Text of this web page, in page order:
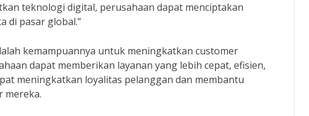
teknologi digital, perusahaan dapat menciptakan
di pasar global.”
kemampuannya untuk meningkatkan customer
dapat memberikan layanan yang lebih cepat, efisien,
meningkatkan loyalitas pelanggan dan membantu
mereka.